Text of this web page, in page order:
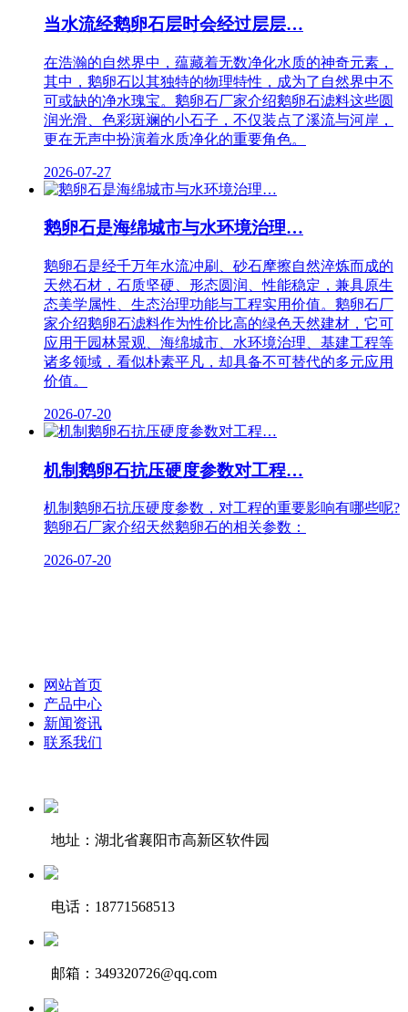
当水流经鹅卵石层时会经过层层…
在浩瀚的自然界中，蕴藏着无数净化水质的神奇元素，
其中，鹅卵石以其独特的物理特性，成为了自然界中不
可或缺的净水瑰宝。鹅卵石厂家介绍鹅卵石滤料这些圆
润光滑、色彩斑斓的小石子，不仅装点了溪流与河岸，
更在无声中扮演着水质净化的重要角色。
2026-07-27
鹅卵石是海绵城市与水环境治理…
鹅卵石是经千万年水流冲刷、砂石摩擦自然淬炼而成的
天然石材，石质坚硬、形态圆润、性能稳定，兼具原生
态美学属性、生态治理功能与工程实用价值。鹅卵石厂
家介绍鹅卵石滤料作为性价比高的绿色天然建材，它可
应用于园林景观、海绵城市、水环境治理、基建工程等
诸多领域，看似朴素平凡，却具备不可替代的多元应用
价值。
2026-07-20
机制鹅卵石抗压硬度参数对工程…
机制鹅卵石抗压硬度参数，对工程的重要影响有哪些呢?
鹅卵石厂家介绍天然鹅卵石的相关参数：
2026-07-20
网站首页
产品中心
新闻资讯
联系我们
地址：湖北省襄阳市高新区软件园
电话：18771568513
邮箱：349320726@qq.com